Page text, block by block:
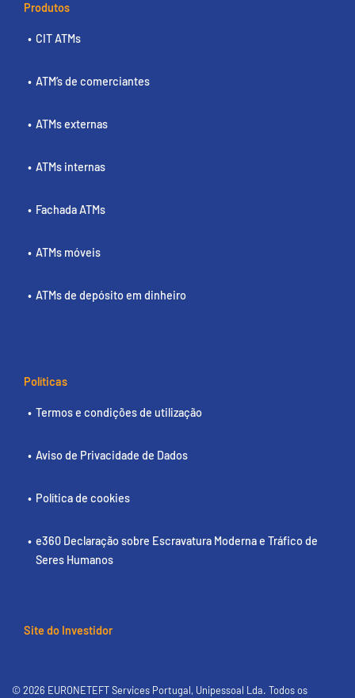
Produtos
CIT ATMs
ATM’s de comerciantes
ATMs externas
ATMs internas
Fachada ATMs
ATMs móveis
ATMs de depósito em dinheiro
Políticas
Termos e condições de utilização
Aviso de Privacidade de Dados
Política de cookies
e360 Declaração sobre Escravatura Moderna e Tráfico de
Seres Humanos
Site do Investidor
© 2026 EURONETEFT Services Portugal, Unipessoal Lda. Todos os